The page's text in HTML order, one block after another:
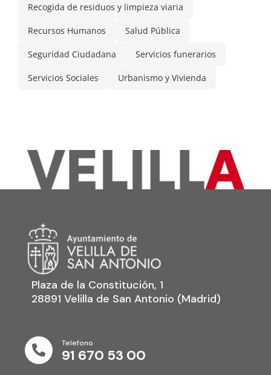
Recogida de residuos y limpieza viaria
Recursos Humanos Salud Pública
Seguridad Ciudadana Servicios funerarios
Servicios Sociales Urbanismo y Vivienda
Plaza de la Constitución, 1
28891 Velilla de San Antonio (Madrid)

Telefono
91 670 53 00